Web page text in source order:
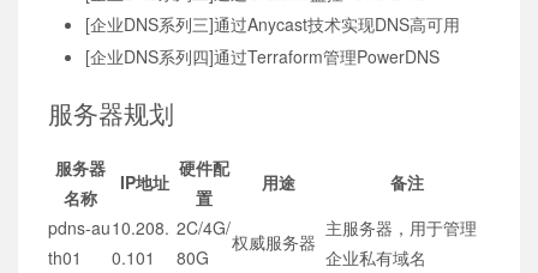
[企业DNS系列三]通过Anycast技术实现DNS高可用
[企业DNS系列四]通过Terraform管理PowerDNS
服务器规划
服务器
名称
IP地址
硬件配
置
用途
备注
pdns-au
th01
10.208.
0.101
2C/4G/
80G
权威服务器
主服务器，用于管理
企业私有域名